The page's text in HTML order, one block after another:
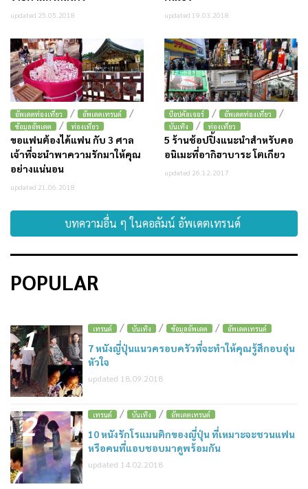
updated 25.05.2018 updated 19.03.2018
อัพเดตท่องเที่ยว / อัพเดตเทรนด์ /
ข้อมูลอัพเดต / ท่องเที่ยว
ขอแฟนต้องได้แฟน กับ 3 ศาล
เจ้าที่จะนำพาความรักมาให้คุณ
อย่างแน่นอน
updated 21.06.2018
ป๊อปคัลเจอร์ / อัพเดตท่องเที่ยว /
บันเทิง / ท่องเที่ยว
5 ร้านช้อปปิ้งแนะนำสำหรับคอ
อนิเมะที่อากิฮาบาระ โตเกียว
updated 26.12.2017
บทความอื่น ๆ ในคอลัมน์ อัพเดตเทรนด์
POPULAR
1 เทรนด์ / บันเทิง / ข้อมูลอัพเดต / อัพเดตเทรนด์
7 หนังญี่ปุ่นแนวครอบครัวที่จะทำให้คุณรู้สึกอบอุ่น
หัวใจ
updated 18.09.2018
2 เทรนด์ / บันเทิง / อัพเดตเทรนด์
10 หนังรักโรแมนติกของญี่ปุ่น ที่เหมาะจะชวนแฟน
หรือคนที่แอบชอบมาดูพร้อมกัน
updated 14.02.2018